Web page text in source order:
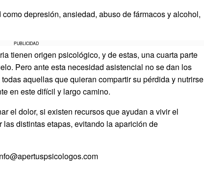
depresión, ansiedad, abuso de fármacos y alcohol,
PUBLICIDAD
tienen origen psicológico, y de estas, una cuarta parte
Pero ante esta necesidad asistencial no se dan los
aquellas que quieran compartir su pérdida y nutrirse
en este difícil y largo camino.
el dolor, si existen recursos que ayudan a vivir el
distintas etapas, evitando la aparición de